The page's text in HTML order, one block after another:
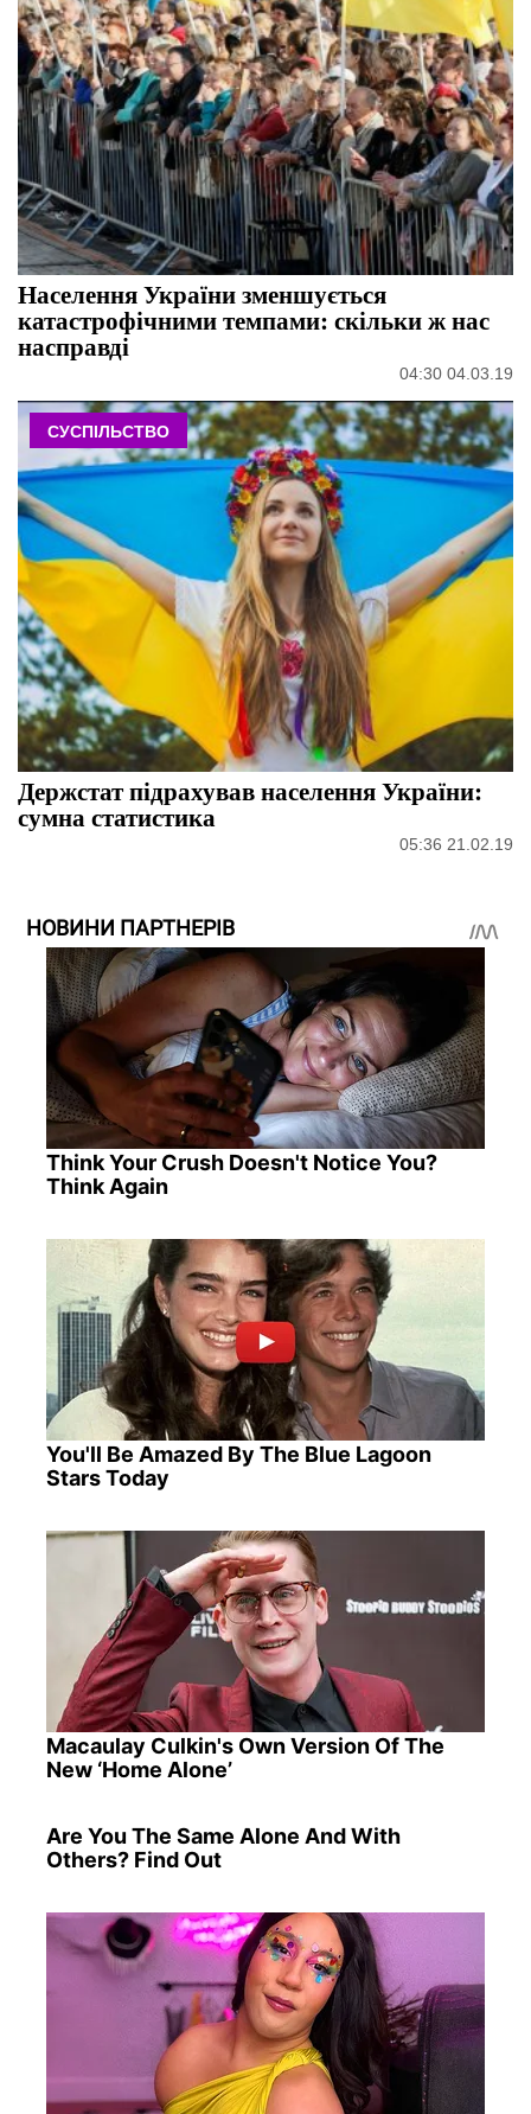
Населення України зменшується
катастрофічними темпами: скільки ж нас
насправді
04:30 04.03.19
СУСПІЛЬСТВО
Держстат підрахував населення України:
сумна статистика
05:36 21.02.19
НОВИНИ ПАРТНЕРІВ
Think Your Crush Doesn't Notice You?
Think Again
You'll Be Amazed By The Blue Lagoon
Stars Today
Macaulay Culkin's Own Version Of The
New ‘Home Alone’
Are You The Same Alone And With
Others? Find Out